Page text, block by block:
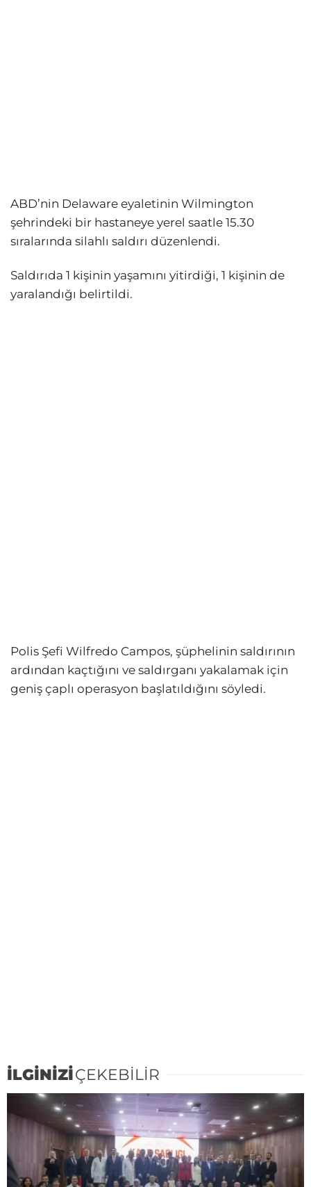
ABD’nin Delaware eyaletinin Wilmington
şehrindeki bir hastaneye yerel saatle 15.30
sıralarında silahlı saldırı düzenlendi.
Saldırıda 1 kişinin yaşamını yitirdiği, 1 kişinin de
yaralandığı belirtildi.
Polis Şefi Wilfredo Campos, şüphelinin saldırının
ardından kaçtığını ve saldırganı yakalamak için
geniş çaplı operasyon başlatıldığını söyledi.
İLGİNİZİÇEKEBİLİR